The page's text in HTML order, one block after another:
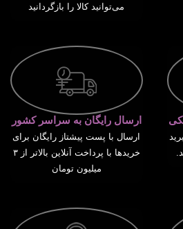
می‌توانید کالا را بازگردانید
ارسال رایگان به سراسر کشور
ارسال با پست پیشتاز رایگان برای
خریدها با پرداخت آنلاین بالاتر از ۳
میلیون تومان